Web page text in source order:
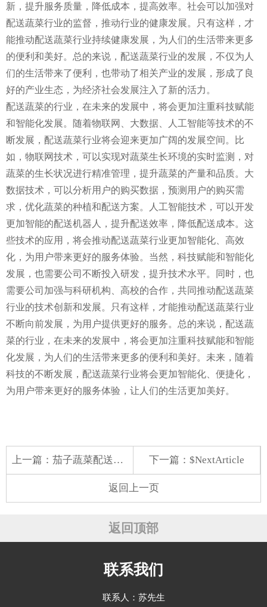
新，提升服务质量，降低成本，提高效率。社会可以加强对
配送蔬菜行业的监督，推动行业的健康发展。只有这样，才
能推动配送蔬菜行业持续健康发展，为人们的生活带来更多
的便利和美好。总的来说，配送蔬菜行业的发展，不仅为人
们的生活带来了便利，也带动了相关产业的发展，形成了良
好的产业生态，为经济社会发展注入了新的活力。
配送蔬菜的行业，在未来的发展中，将会更加注重科技赋能
和智能化发展。随着物联网、大数据、人工智能等技术的不
断发展，配送蔬菜行业将会迎来更加广阔的发展空间。比
如，物联网技术，可以实现对蔬菜生长环境的实时监测，对
蔬菜的生长状况进行精准管理，提升蔬菜的产量和品质。大
数据技术，可以分析用户的购买数据，预测用户的购买需
求，优化蔬菜的种植和配送方案。人工智能技术，可以开发
更加智能的配送机器人，提升配送效率，降低配送成本。这
些技术的应用，将会推动配送蔬菜行业更加智能化、高效
化，为用户带来更好的服务体验。当然，科技赋能和智能化
发展，也需要公司不断投入研发，提升技术水平。同时，也
需要公司加强与科研机构、高校的合作，共同推动配送蔬菜
行业的技术创新和发展。只有这样，才能推动配送蔬菜行业
不断向前发展，为用户提供更好的服务。总的来说，配送蔬
菜的行业，在未来的发展中，将会更加注重科技赋能和智能
化发展，为人们的生活带来更多的便利和美好。未来，随着
科技的不断发展，配送蔬菜行业将会更加智能化、便捷化，
为用户带来更好的服务体验，让人们的生活更加美好。
上一篇： 茄子蔬菜配送哪家好吃点 下一篇：$NextArticle
返回上一页
返回顶部
联系我们
联系人：苏先生